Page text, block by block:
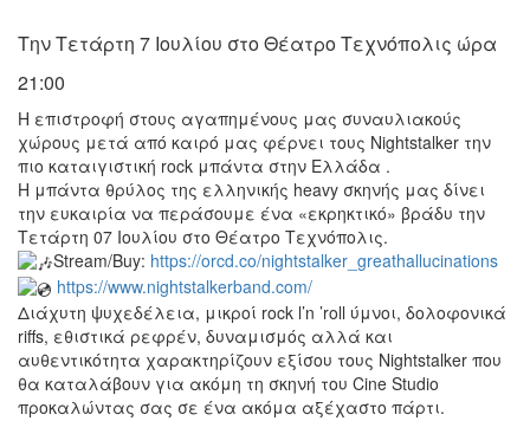
ΤΟΠΟΣ
ΜΑΣ
ΔΗΜΟΣ
ΠΟΛΙΤΙΣΜΟΣ
ΑΝΘΕΚΤΙΚΗ
ΠΟΛΗ
Την Τετάρτη 7 Ιουλίου στο Θέατρο Τεχνόπολις ώρα
21:00
H επιστροφή στους αγαπημένους μας συναυλιακούς
χώρους μετά από καιρό μας φέρνει τους Nightstalker την
πιο καταιγιστική rock μπάντα στην Ελλάδα .
H μπάντα θρύλος της ελληνικής heavy σκηνής μας δίνει
την ευκαιρία να περάσουμε ένα «εκρηκτικό» βράδυ την
Τετάρτη 07 Ιουλίου στο Θέατρο Τεχνόπολις.
Stream/Buy: https://orcd.co/nightstalker_greathallucinations
https://www.nightstalkerband.com/
Διάχυτη ψυχεδέλεια, μικροί rock l’n ’roll ύμνοι, δολοφονικά
riffs, εθιστικά ρεφρέν, δυναμισμός αλλά και
αυθεντικότητα χαρακτηρίζουν εξίσου τους Nightstalker που
θα καταλάβουν για ακόμη τη σκηνή του Cine Studio
προκαλώντας σας σε ένα ακόμα αξέχαστο πάρτι.